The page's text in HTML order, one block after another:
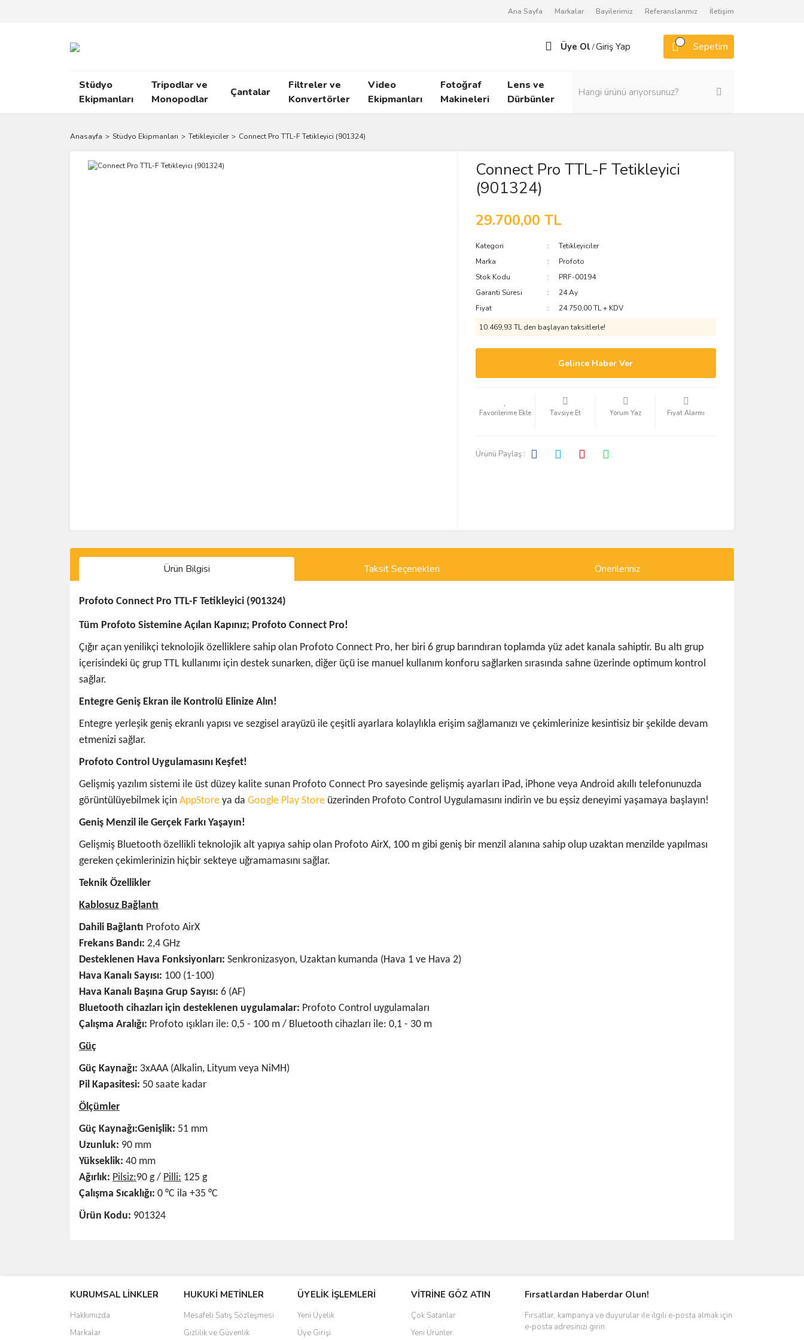
Ana Sayfa Markalar Bayilerimiz Referanslarımız İletişim
Üye Ol /Giriş Yap Sepetim
Stüdyo
Ekipmanları
Tripodlar ve
Monopodlar
Çantalar
Filtreler ve
Konvertörler
Video
Ekipmanları
Fotoğraf
Makineleri
Lens ve
Dürbünler
Anasayfa Stüdyo Ekipmanları Tetikleyiciler Connect Pro TTL-F Tetikleyici (901324)
Connect Pro TTL-F Tetikleyici
(901324)
29.700,00 TL
Kategori
Tetikleyiciler
Marka
Profoto
Stok Kodu
PRF-00194
Garanti Süresi
24 Ay
Fiyat
24.750,00 TL + KDV
10.469,93 TL den başlayan taksitlerle!
Gelince Haber Ver
Tavsiye Et Yorum Yaz Fiyat Alarmı
Ürünü Paylaş :
Ürün Bilgisi Taksit Seçenekleri Önerileriniz
Profoto Connect Pro TTL-F Tetikleyici (901324)
Tüm Profoto Sistemine Açılan Kapınız; Profoto Connect Pro!
Çığır açan yenilikçi teknolojik özelliklere sahip olan Profoto Connect Pro, her biri 6 grup barındıran toplamda yüz adet kanala sahiptir. Bu altı grup
içerisindeki üç grup TTL kullanımı için destek sunarken, diğer üçü ise manuel kullanım konforu sağlarken sırasında sahne üzerinde optimum kontrol
sağlar.
Entegre Geniş Ekran ile Kontrolü Elinize Alın!
Entegre yerleşik geniş ekranlı yapısı ve sezgisel arayüzü ile çeşitli ayarlara kolaylıkla erişim sağlamanızı ve çekimlerinize kesintisiz bir şekilde devam
etmenizi sağlar.
Profoto Control Uygulamasını Keşfet!
Gelişmiş yazılım sistemi ile üst düzey kalite sunan Profoto Connect Pro sayesinde gelişmiş ayarları iPad, iPhone veya Android akıllı telefonunuzda
görüntülüyebilmek için AppStore ya da Google Play Store üzerinden Profoto Control Uygulamasını indirin ve bu eşsiz deneyimi yaşamaya başlayın!
Geniş Menzil ile Gerçek Farkı Yaşayın!
Gelişmiş Bluetooth özellikli teknolojik alt yapıya sahip olan Profoto AirX, 100 m gibi geniş bir menzil alanına sahip olup uzaktan menzilde yapılması
gereken çekimlerinizin hiçbir sekteye uğramamasını sağlar.
Teknik Özellikler
Kablosuz Bağlantı
Dahili Bağlantı Profoto AirX
Frekans Bandı: 2,4 GHz
Desteklenen Hava Fonksiyonları: Senkronizasyon, Uzaktan kumanda (Hava 1 ve Hava 2)
Hava Kanalı Sayısı: 100 (1-100)
Hava Kanalı Başına Grup Sayısı: 6 (AF)
Bluetooth cihazları için desteklenen uygulamalar: Profoto Control uygulamaları
Çalışma Aralığı: Profoto ışıkları ile: 0,5 - 100 m / Bluetooth cihazları ile: 0,1 - 30 m
Güç
Güç Kaynağı: 3xAAA (Alkalin, Lityum veya NiMH)
Pil Kapasitesi: 50 saate kadar
Ölçümler
Güç Kaynağı:Genişlik: 51 mm
Uzunluk: 90 mm
Yükseklik: 40 mm
Ağırlık: Pilsiz:90 g / Pilli: 125 g
Çalışma Sıcaklığı: 0 °C ila +35 °C
Ürün Kodu: 901324
Ürün resmi kalitesiz, bozuk veya görüntülenemiyor.
Ürün açıklamasında eksik bilgiler bulunuyor.
Ürün bilgilerinde hatalar bulunuyor.
KURUMSAL LİNKLER
Hakkımızda
Markalar
HUKUKİ METİNLER
Mesafeli Satış Sözleşmesi
Gizlilik ve Güvenlik
ÜYELİK İŞLEMLERİ
Yeni Üyelik
Üye Girişi
VİTRİNE GÖZ ATIN
Çok Satanlar
Yeni Ürünler
Fırsatlardan Haberdar Olun!
Fırsatlar, kampanya ve duyurular ile ilgili e-posta almak için
e-posta adresinizi girin.